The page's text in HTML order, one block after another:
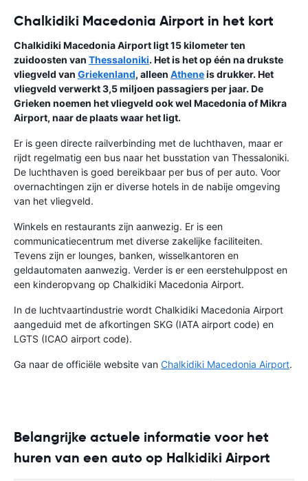
Chalkidiki Macedonia Airport in het kort
Chalkidiki Macedonia Airport ligt 15 kilometer ten
zuidoosten van Thessaloniki. Het is het op één na drukste
vliegveld van Griekenland, alleen Atheneis drukker. Het
vliegveld verwerkt 3,5 miljoen passagiers per jaar. De
Grieken noemen het vliegveld ook wel Macedonia of Mikra
Airport, naar de plaats waar het ligt.
Er is geen directe railverbinding met de luchthaven, maar er
rijdt regelmatig een bus naar het busstation van Thessaloniki.
De luchthaven is goed bereikbaar per bus of per auto. Voor
overnachtingen zijn er diverse hotels in de nabije omgeving
van het vliegveld.
Winkels en restaurants zijn aanwezig. Er is een
communicatiecentrum met diverse zakelijke faciliteiten.
Tevens zijn er lounges, banken, wisselkantoren en
geldautomaten aanwezig. Verder is er een eerstehulppost en
een kinderopvang op Chalkidiki Macedonia Airport.
In de luchtvaartindustrie wordt Chalkidiki Macedonia Airport
aangeduid met de afkortingen SKG (IATA airport code) en
LGTS (ICAO airport code).
Ga naar de officiële website van Chalkidiki Macedonia Airport.
Belangrijke actuele informatie voor het
huren van een auto op Halkidiki Airport